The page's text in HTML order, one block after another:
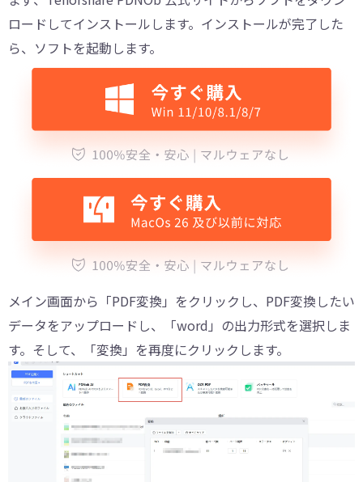
ロードしてインストールします。インストールが完了した
ら、ソフトを起動します。
メイン画面から「PDF変換」をクリックし、PDF変換したい
データをアップロードし、「word」の出力形式を選択しま
す。そして、「変換」を再度にクリックします。